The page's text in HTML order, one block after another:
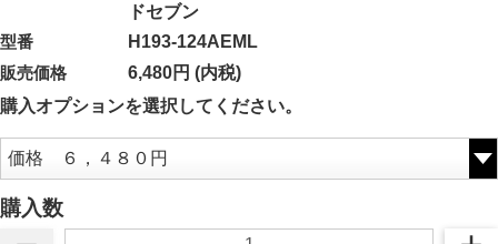
ドセブン
型番
H193-124AEML
販売価格
6,480円 (内税)
購入オプションを選択してください。
購入数